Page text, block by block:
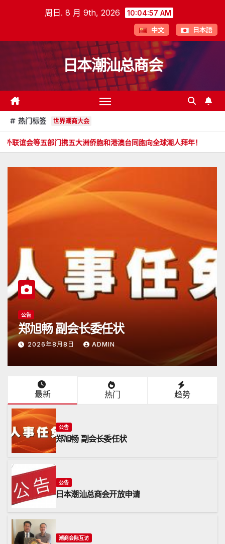
周日. 8 月 9th, 2026 10:04:58 AM
中文 日本語
日本潮汕总商会
热门标签 世界潮商大会
携五大洲侨胞和港澳台同胞向全球潮人拜年！ 郑旭畅 副会长
公告
日本潮汕总商会开放申请
2026年6月15日 ADMIN
最新 热门 趋势
公告
郑旭畅 副会长委任状
公告
日本潮汕总商会开放申请
潮商会际互访